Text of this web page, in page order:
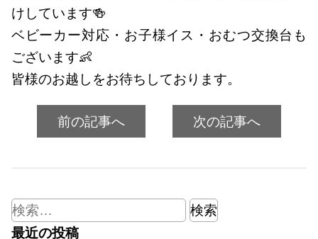
けしています🍻
ベビーカー対応・お子様イス・おむつ交換台も
ございます👶
皆様のお越しをお待ちしております。
前の記事へ 次の記事へ
検
索:
最近の投稿